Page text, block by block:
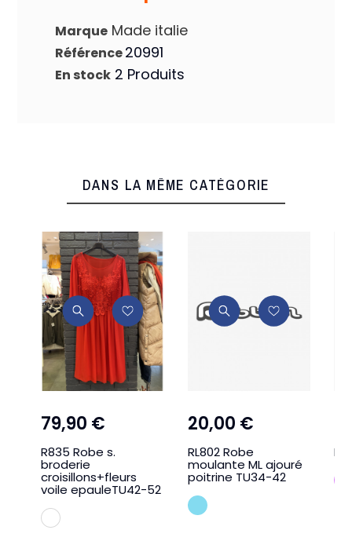
Marque Made italie
Référence20991
En stock 2 Produits
DANS LA MÊME CATÉGORIE
79,90 €
R835 Robe s.
broderie
croisillons+fleurs
voile epauleTU42-52
BLANC
20,00 €
RL802 Robe
moulante ML ajouré
poitrine TU34-42
BLEU CIEL